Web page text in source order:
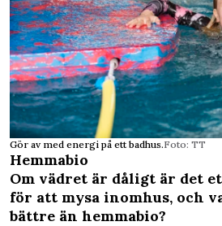
Gör av med energi på ett badhus.Foto: TT
Hemmabio
Om vädret är dåligt är det
för att mysa inomhus, och
bättre än hemmabio?